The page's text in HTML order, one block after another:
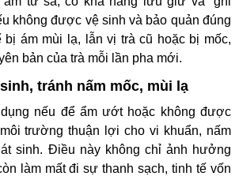
không được vệ sinh và bảo quản đúng
bị ám mùi lạ, lẫn vị trà cũ hoặc bị mốc,
bản của trà mỗi lần pha mới.
tránh nấm mốc, mùi lạ
nếu để ẩm ướt hoặc không được
trường thuận lợi cho vi khuẩn, nấm
sinh. Điều này không chỉ ảnh hưởng
làm mất đi sự thanh sạch, tinh tế vốn